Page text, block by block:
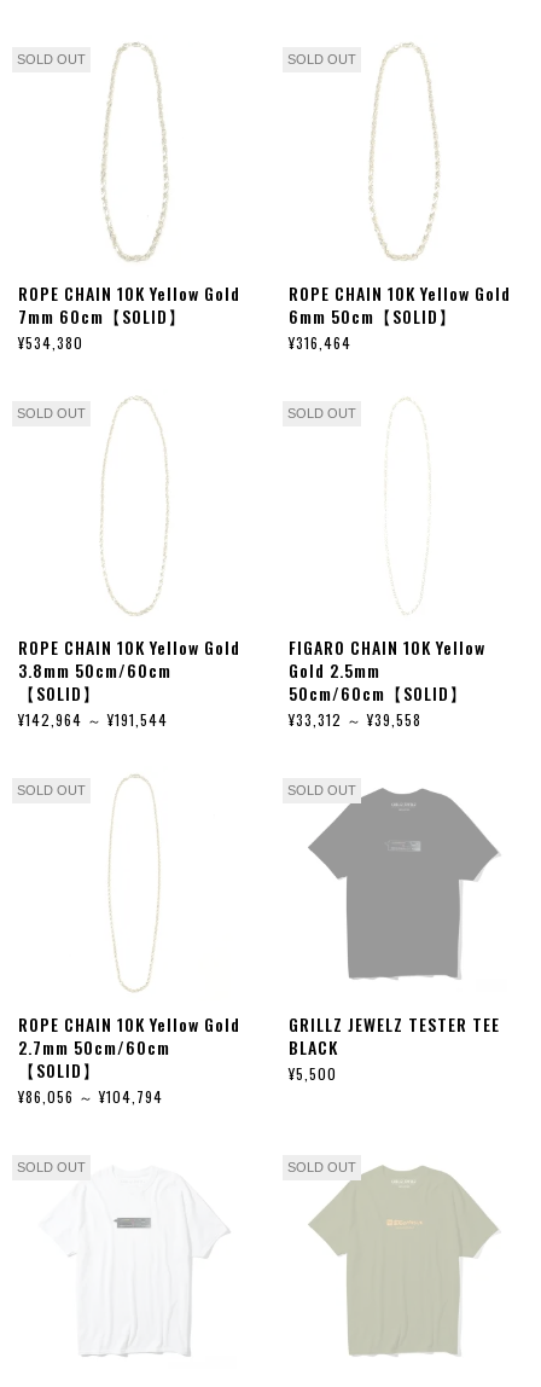
SOLD OUT
ROPE CHAIN 10K Yellow Gold
7mm 60cm【SOLID】
¥534,380
SOLD OUT
ROPE CHAIN 10K Yellow Gold
6mm 50cm【SOLID】
¥316,464
SOLD OUT
ROPE CHAIN 10K Yellow Gold
3.8mm 50cm/60cm
【SOLID】
¥142,964 ～ ¥191,544
SOLD OUT
FIGARO CHAIN 10K Yellow
Gold 2.5mm
50cm/60cm【SOLID】
¥33,312 ～ ¥39,558
SOLD OUT
ROPE CHAIN 10K Yellow Gold
2.7mm 50cm/60cm
【SOLID】
¥86,056 ～ ¥104,794
SOLD OUT
GRILLZ JEWELZ TESTER TEE
BLACK
¥5,500
SOLD OUT SOLD OUT